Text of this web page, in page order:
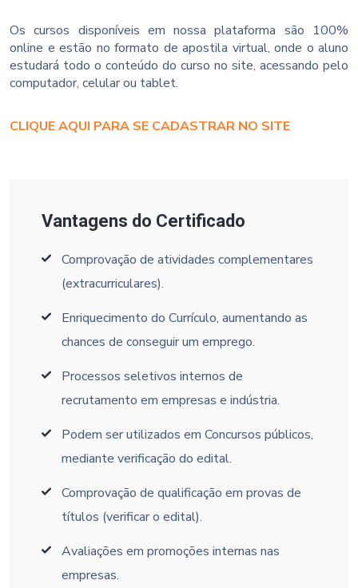
Os cursos disponíveis em nossa plataforma são 100%
online e estão no formato de apostila virtual, onde o aluno
estudará todo o conteúdo do curso no site, acessando pelo
computador, celular ou tablet.
CLIQUE AQUI PARA SE CADASTRAR NO SITE
Vantagens do Certificado
Comprovação de atividades complementares
(extracurriculares).
Enriquecimento do Currículo, aumentando as
chances de conseguir um emprego.
Processos seletivos internos de
recrutamento em empresas e indústria.
Podem ser utilizados em Concursos públicos,
mediante verificação do edital.
Comprovação de qualificação em provas de
títulos (verificar o edital).
Avaliações em promoções internas nas
empresas.